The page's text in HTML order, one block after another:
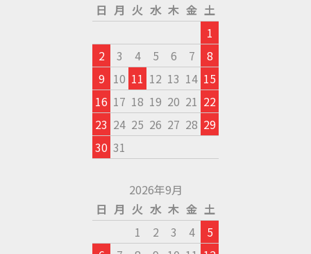
日 月 火 水 木 金 土
1
2
3 4 5 6 7
8
9 10 11 12 13 14 15
16 17 18 19 20 21 22
23 24 25 26 27 28 29
30 31
2026年9月
日 月 火 水 木 金 土
1
2 3 4
5